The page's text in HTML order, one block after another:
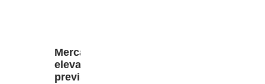
Mercado
eleva
previsão